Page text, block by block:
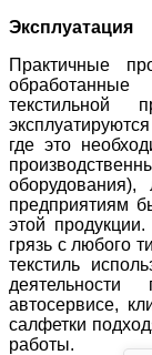
Эксплуатация
Практичные
обработанные
текстильной
где это
предприятиям
этой
грязь с любого
текстиль
деятельности
автосервисе,
салфетки
работы.